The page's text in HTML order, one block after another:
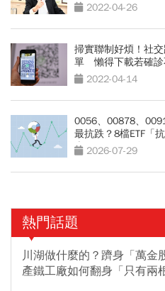
2022-04-26
掃實聯制好煩！社
單 懶得下載若確診
2022-04-14
0056、00878、
最抗跌？8檔ETF「
麼買？
2026-07-29
熱門話題
川湖做什麼的？躋身「萬
產鐵工廠如何翻身「只有兩